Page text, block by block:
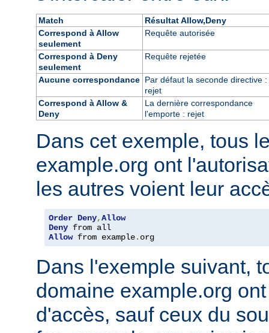
Match
Résultat Allow,Deny
Correspond à Allow
seulement
Requête autorisée
Correspond à Deny
seulement
Requête rejetée
Aucune correspondance Par défaut la seconde directive :
rejet
Correspond à Allow &
Deny
La dernière correspondance
l'emporte : rejet
Dans cet exemple, tous
example.org ont
les autres voient leur
Order Deny,Allow
Deny
Allow from example. org
Dans l'exemple suivant,
domaine example.org
d'accès, sauf ceux du